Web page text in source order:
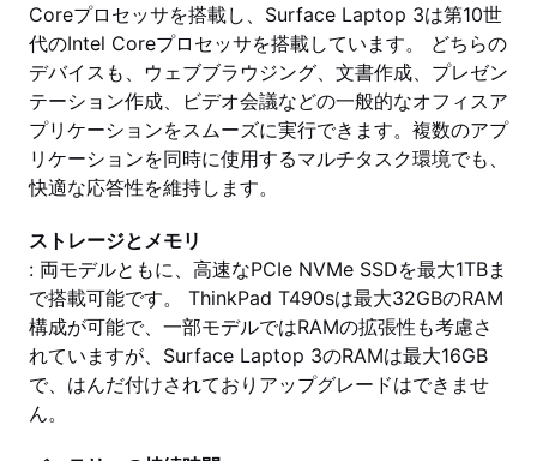
Coreプロセッサを搭載し、Surface Laptop 3は第10世
代のIntel Coreプロセッサを搭載しています。 どちらの
デバイスも、ウェブブラウジング、文書作成、プレゼン
テーション作成、ビデオ会議などの一般的なオフィスア
プリケーションをスムーズに実行できます。複数のアプ
リケーションを同時に使用するマルチタスク環境でも、
快適な応答性を維持します。
ストレージとメモリ
: 両モデルともに、高速なPCIe NVMe SSDを最大1TBま
で搭載可能です。 ThinkPad T490sは最大32GBのRAM
構成が可能で、一部モデルではRAMの拡張性も考慮さ
れていますが、Surface Laptop 3のRAMは最大16GB
で、はんだ付けされておりアップグレードはできませ
ん。